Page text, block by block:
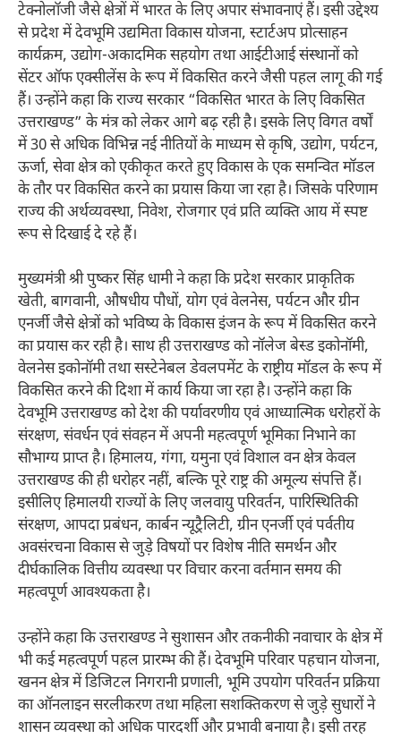
टेक्नोलॉजी जैसे क्षेत्रों में भारत के लिए अपार संभावनाएं हैं। इसी उद्देश्य
से प्रदेश में देवभूमि उद्यमिता विकास योजना, स्टार्टअप प्रोत्साहन
कार्यक्रम, उद्योग-अकादमिक सहयोग तथा आईटीआई संस्थानों को
सेंटर ऑफ एक्सीलेंस के रूप में विकसित करने जैसी पहल लागू की गई
हैं। उन्होंने कहा कि राज्य सरकार “विकसित भारत के लिए विकसित
उत्तराखण्ड” के मंत्र को लेकर आगे बढ़ रही है। इसके लिए विगत वर्षों
में 30 से अधिक विभिन्न नई नीतियों के माध्यम से कृषि, उद्योग, पर्यटन,
ऊर्जा, सेवा क्षेत्र को एकीकृत करते हुए विकास के एक समन्वित मॉडल
के तौर पर विकसित करने का प्रयास किया जा रहा है। जिसके परिणाम
राज्य की अर्थव्यवस्था, निवेश, रोजगार एवं प्रति व्यक्ति आय में स्पष्ट
रूप से दिखाई दे रहे हैं।
मुख्यमंत्री श्री पुष्कर सिंह धामी ने कहा कि प्रदेश सरकार प्राकृतिक
खेती, बागवानी, औषधीय पौधों, योग एवं वेलनेस, पर्यटन और ग्रीन
एनर्जी जैसे क्षेत्रों को भविष्य के विकास इंजन के रूप में विकसित करने
का प्रयास कर रही है। साथ ही उत्तराखण्ड को नॉलेज बेस्ड इकोनॉमी,
वेलनेस इकोनॉमी तथा सस्टेनेबल डेवलपमेंट के राष्ट्रीय मॉडल के रूप में
विकसित करने की दिशा में कार्य किया जा रहा है। उन्होंने कहा कि
देवभूमि उत्तराखण्ड को देश की पर्यावरणीय एवं आध्यात्मिक धरोहरों के
संरक्षण, संवर्धन एवं संवहन में अपनी महत्वपूर्ण भूमिका निभाने का
सौभाग्य प्राप्त है। हिमालय, गंगा, यमुना एवं विशाल वन क्षेत्र केवल
उत्तराखण्ड की ही धरोहर नहीं, बल्कि पूरे राष्ट्र की अमूल्य संपत्ति हैं।
इसीलिए हिमालयी राज्यों के लिए जलवायु परिवर्तन, पारिस्थितिकी
संरक्षण, आपदा प्रबंधन, कार्बन न्यूट्रैलिटी, ग्रीन एनर्जी एवं पर्वतीय
अवसंरचना विकास से जुड़े विषयों पर विशेष नीति समर्थन और
दीर्घकालिक वित्तीय व्यवस्था पर विचार करना वर्तमान समय की
महत्वपूर्ण आवश्यकता है।
उन्होंने कहा कि उत्तराखण्ड ने सुशासन और तकनीकी नवाचार के क्षेत्र में
भी कई महत्वपूर्ण पहल प्रारम्भ की हैं। देवभूमि परिवार पहचान योजना,
खनन क्षेत्र में डिजिटल निगरानी प्रणाली, भूमि उपयोग परिवर्तन प्रक्रिया
का ऑनलाइन सरलीकरण तथा महिला सशक्तिकरण से जुड़े सुधारों ने
शासन व्यवस्था को अधिक पारदर्शी और प्रभावी बनाया है। इसी तरह